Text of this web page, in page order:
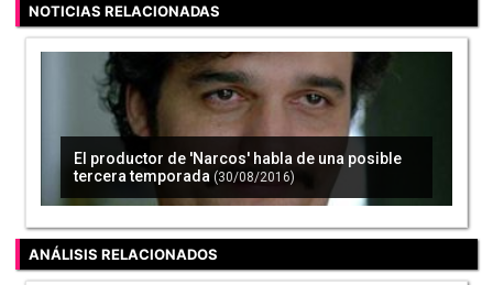
NOTICIAS RELACIONADAS
El productor de 'Narcos' habla de una posible
tercera temporada (30/08/2016)
ANÁLISIS RELACIONADOS